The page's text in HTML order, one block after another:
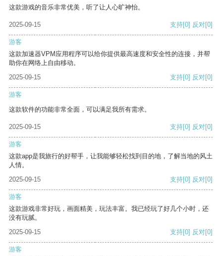
这款游戏的音乐非常优美，听了让人心旷神怡。
2025-09-15 支持[0] 反对[0]
游客
这款加速器VPM应用程序可以给你提供最高速度和安全性的连接，并帮
助你在网络上自由移动。
2025-09-15
支持[0] 反对[0]
游客
这款软件的功能非常全面，可以满足我所有需求。
2025-09-15 支持[0] 反对[0]
游客
这款app是我旅行的好帮手，让我能够轻松找到目的地，了解当地的风土
人情。
2025-09-15
支持[0] 反对[0]
游客
这款游戏非常好玩，画面精美，玩法丰富。我已经玩了好几个小时，还
没有玩腻。
2025-09-15
支持[0] 反对[0]
游客